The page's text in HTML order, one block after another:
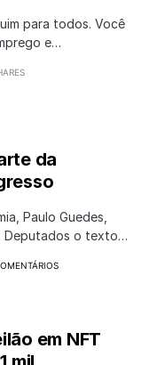
para todos. Você
e…
da
Paulo Guedes,
Deputados o texto…
em NFT